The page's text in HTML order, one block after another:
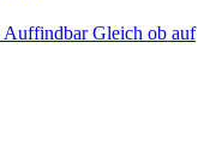
Gleich ob auf